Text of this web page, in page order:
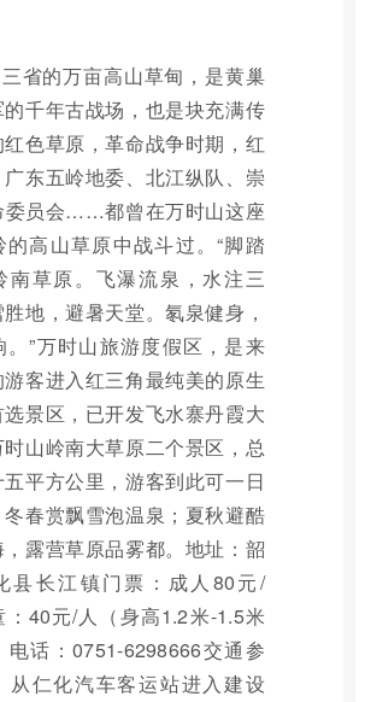
省的万亩高山草甸，是黄巢
千年古战场，也是块充满传
色草原，革命战争时期，红
东五岭地委、北江纵队、崇
委员会……都曾在万时山这座
的高山草原中战斗过。“脚踏
南草原。飞瀑流泉，水注三
地，避暑天堂。氡泉健身，
。”万时山旅游度假区，是来
客进入红三角最纯美的原生
景区，已开发飞水寨丹霞大
山岭南大草原二个景区，总
平方公里，游客到此可一日
春赏飘雪泡温泉；夏秋避酷
露营草原品雾都。地址：韶
县长江镇门票：成人80元/
：40元/人（身高1.2米-1.5米
电话：0751-6298666交通参
从仁化汽车客运站进入建设